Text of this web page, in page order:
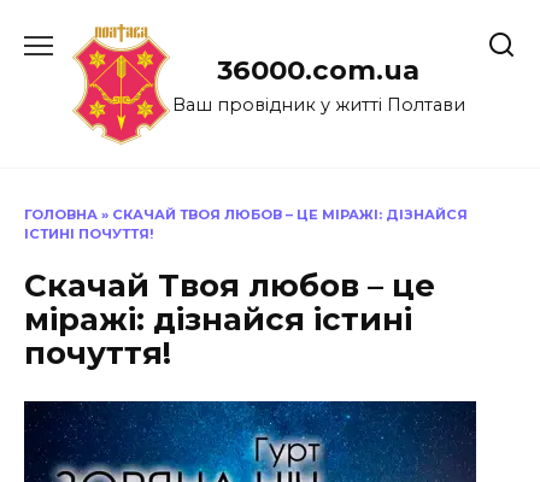
до
36000.com.ua
Ваш провідник у житті Полтави
ГОЛОВНА » СКАЧАЙ ТВОЯ ЛЮБОВ – ЦЕ МІРАЖІ: ДІЗНАЙСЯ
ІСТИНІ ПОЧУТТЯ!
Скачай Твоя любов – це
міражі: дізнайся істині
почуття!